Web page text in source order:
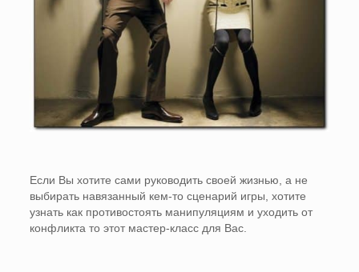
Если Вы хотите сами руководить своей жизнью, а не
выбирать навязанный кем-то сценарий игры, хотите
узнать как противостоять манипуляциям и уходить от
конфликта то этот мастер-класс для Вас.